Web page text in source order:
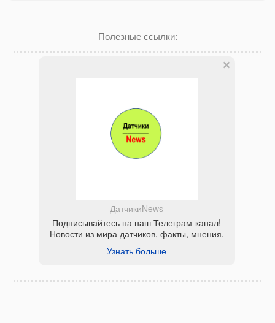
Полезные ссылки:
ДатчикиNews
Подписывайтесь на наш Телеграм-канал!
Новости из мира датчиков, факты, мнения.
Узнать больше